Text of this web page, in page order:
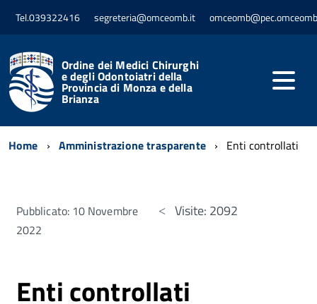
Tel.039322416 segreteria@omceomb.it
Ordine dei Medici Chirurghi
e degli Odontoiatri della
Provincia di Monza e della
Brianza
Home Amministrazione trasparente Enti controllati
Pubblicato: 10 Novembre
2022
Visite: 2092
Enti controllati